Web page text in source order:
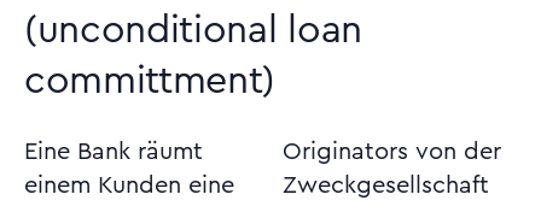
(unconditional loan
committment)
Eine Bank räumt
einem Kunden eine
Originators von der
Zweckgesellschaft